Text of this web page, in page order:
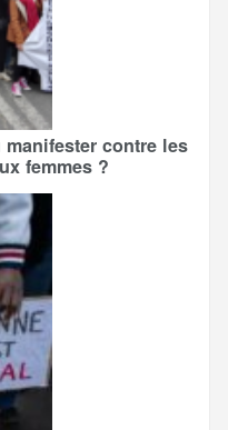
manifester contre les
femmes ?